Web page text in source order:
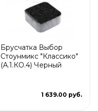
Брусчатка Выбор
Стоунмикс "Классико"
(А.1.КО.4) Черный
1 639.00 руб.